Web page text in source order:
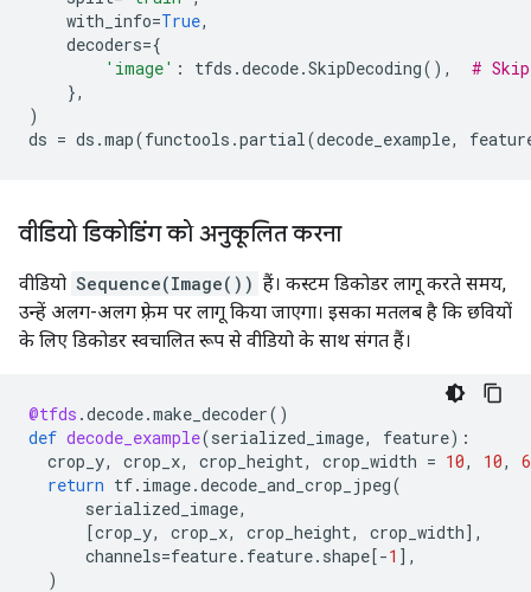
with_info=True,
decoders={
'image' : tfds .decode.SkipDecoding(),
#
},
)
ds = ds .map(functools .partial(decode_example,
वीडियो डिकोडिंग को अनुकूलित करना
वीडियो Sequence(Image()) हैं। कस्टम डिकोडर लागू करते समय,
उन्हें अलग-अलग फ़्रेम पर लागू किया जाएगा। इसका मतलब है कि छवियों
के लिए डिकोडर स्वचालित रूप से वीडियो के साथ संगत हैं।
@tfds .decode.make_decoder()
def decode_example(serialized_image, feature):
crop_y, crop_x, crop_height, crop_width = 10, 10,
return tf. image.decode_and_crop_jpeg(
serialized_image,
[crop_y, crop_x, crop_height, crop_width],
channels=feature. feature. shape[-1 ],
)